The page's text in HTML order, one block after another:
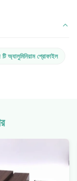
অ্যালুমিনিয়াম প্রোফাইল